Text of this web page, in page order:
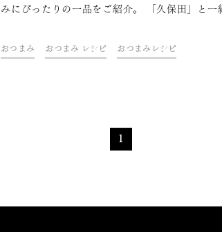
みにぴったりの一品をご紹介。 「久保田」と一
い。
おつまみ おつまみ レシピ おつまみレシピ
1